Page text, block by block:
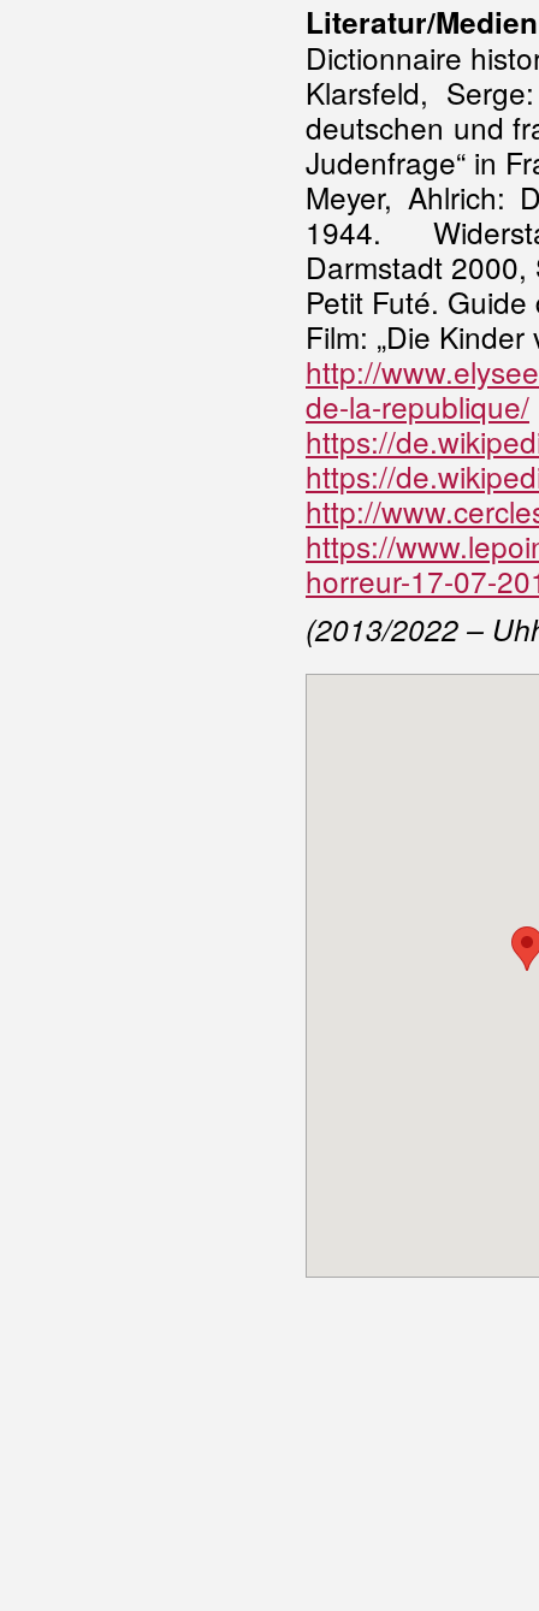
Literatur/Medien
Dictionnaire
Klarsfeld,
deutschen und
Judenfrage“ in
Meyer, Ahlrich:
1944.
Darmstadt 2000,
Petit Futé.
Film: „Die
http://
de-la-republique/
https://
https://
http://
https://
horreur-17-07-
(2013/2022 –